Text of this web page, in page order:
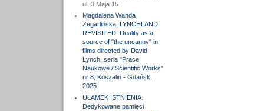
ul. 3 Maja 15
Magdalena Wanda
Zegarlińska, LYNCHLAND
REVISITED. Duality as a
source of "the uncanny" in
films directed by David
Lynch, seria "Prace
Naukowe / Scientific Works"
nr 8, Koszalin - Gdańsk,
2025
UŁAMEK ISTNIENIA.
Dedykowane pamięci